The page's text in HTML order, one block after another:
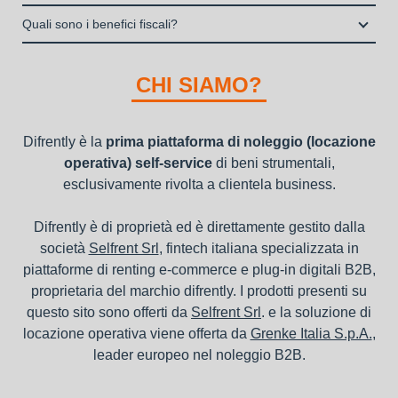
operativa di beni mobili strumentali (B2B), previa approvazione
della richiesta da parte della stessa.
Una volta fatto login vai sull’icona con l’omino e clicca su
Quali sono i benefici fiscali?
nel bilancio, poiché i canoni vengono considerati un servizio. I
canoni di noleggio sono deducibili ai fini IRES e IRAP
CHI SIAMO?
Difrently è la prima piattaforma di noleggio (locazione
operativa) self-servicedi beni strumentali,
esclusivamente rivolta a clientela business.
Difrently è di proprietà ed è direttamente gestito dalla
società Selfrent Srl , fintech italiana specializzata in
piattaforme di renting e-commerce e plug-in digitali B2B,
proprietaria del marchio difrently. I prodotti presenti su
questo sito sono offerti da Selfrent Srl . e la soluzione di
locazione operativa viene offerta da Grenke Italia S.p.A.,
leader europeo nel noleggio B2B.